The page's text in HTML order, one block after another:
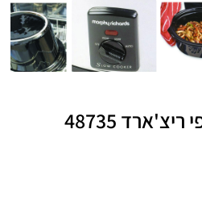
סיר בישול איטי מורפי ריצ'ארד 48735